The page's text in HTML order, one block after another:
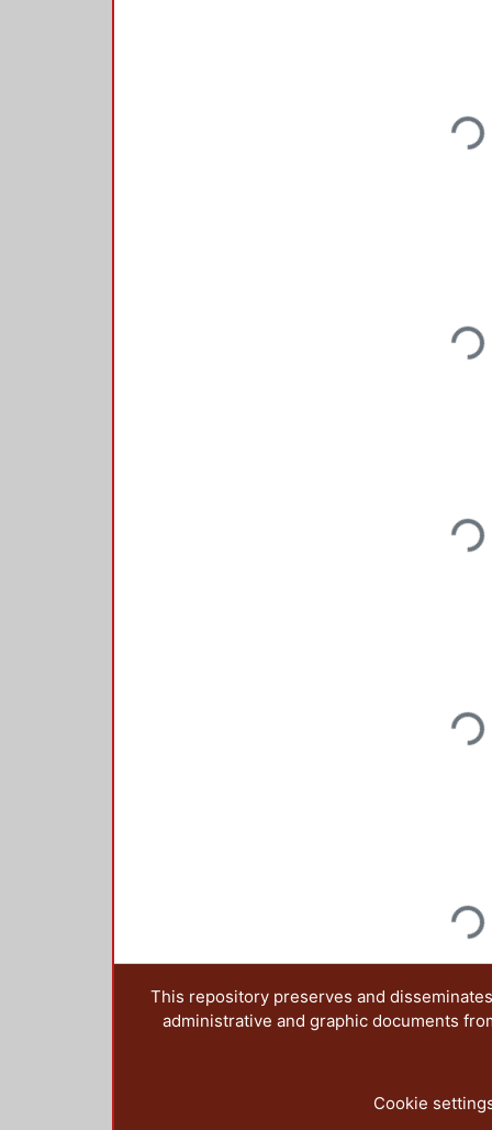
This repository preserves and
administrative and graphic documents
Cookie